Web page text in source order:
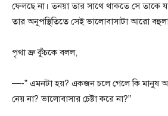
ফেলছে না। তনয়া তার সাথে থাকতে সে তাকে
তার অনুপস্থিতিতে সেই ভালোবাসাটা আরো
পৃথা ভ্রু কুঁচকে বলল,
—-” এমনটা হয়? একজন চলে গেলে কি
নেয় না? ভালোবাসার চেষ্টা করে না?”